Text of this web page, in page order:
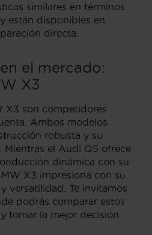
similares en términos
están disponibles en
directa.
el mercado:
X3
X3 son competidores
Ambos modelos
robusta y su
Mientras el Audi Q5 ofrece
dinámica con su
X3 impresiona con su
versatilidad. Te invitamos
podrás comparar estos
tomar la mejor decisión